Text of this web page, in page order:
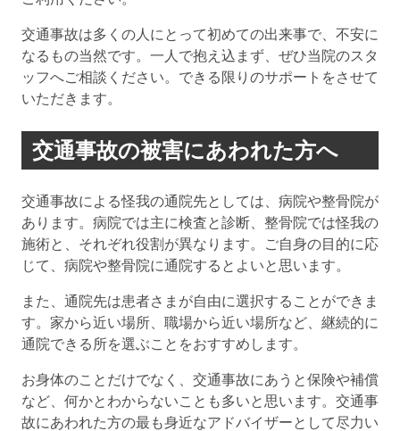
交通事故は多くの人にとって初めての出来事で、不安に
なるもの当然です。一人で抱え込まず、ぜひ当院のスタ
ッフへご相談ください。できる限りのサポートをさせて
いただきます。
交通事故の被害にあわれた方へ
交通事故による怪我の通院先としては、病院や整骨院が
あります。病院では主に検査と診断、整骨院では怪我の
施術と、それぞれ役割が異なります。ご自身の目的に応
じて、病院や整骨院に通院するとよいと思います。
また、通院先は患者さまが自由に選択することができま
す。家から近い場所、職場から近い場所など、継続的に
通院できる所を選ぶことをおすすめします。
お身体のことだけでなく、交通事故にあうと保険や補償
など、何かとわからないことも多いと思います。交通事
故にあわれた方の最も身近なアドバイザーとして尽力い